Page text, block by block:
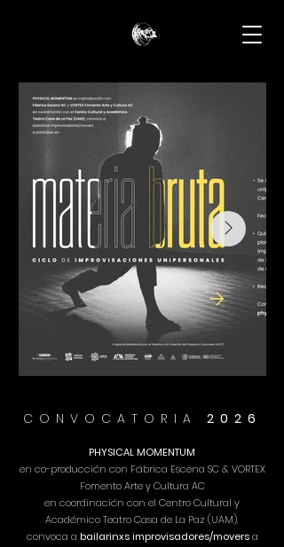
CONVOCATORIA 2026
PHYSICAL MOMENTUM
en co-producción con Fábrica Escena SC & VORTEX
Fomento Arte y Cultura AC
en coordinación con el Centro Cultural y
Académico Teatro Casa de La Paz (UAM),
convoca a bailarinxs improvisadores/moversa